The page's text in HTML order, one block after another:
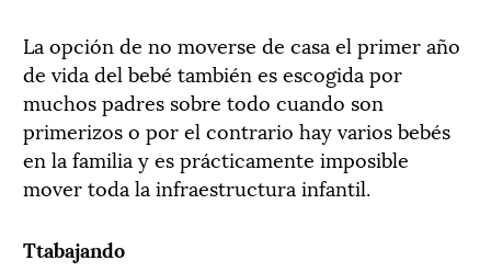
La opción de no moverse de casa el primer año
de vida del bebé también es escogida por
muchos padres sobre todo cuando son
primerizos o por el contrario hay varios bebés
en la familia y es prácticamente imposible
mover toda la infraestructura infantil.
Ttabajando